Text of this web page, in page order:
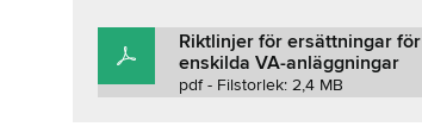
Riktlinjer för ersättningar för
enskilda VA-anläggningar
pdf - Filstorlek: 2,4 MB